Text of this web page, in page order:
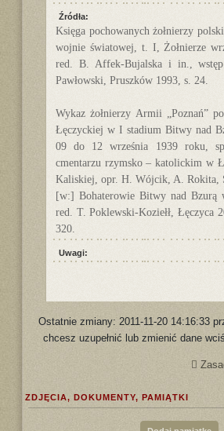
Źródła:
Księga pochowanych żołnierzy
wojnie światowej, t. I, Żołnierze
red. B. Affek-Bujalska i in.,
Pawłowski, Pruszków 1993, s. 24.
Wykaz żołnierzy Armii „Poznań”
Łęczyckiej w I stadium Bitwy nad
09 do 12 września 1939 roku,
cmentarzu rzymsko – katolickim w
Kaliskiej, opr. H. Wójcik, A. Rokita,
[w:] Bohaterowie Bitwy nad Bzurą
red. T. Poklewski-Koziełł, Łęczyca
320.
Uwagi:
Ostatnie zmiany: 2011-11-20 14:16:33
chcesz uzupełnić lub zmienić dane
ZDJĘCIA, DOKUMENTY, PAMIĄTKI